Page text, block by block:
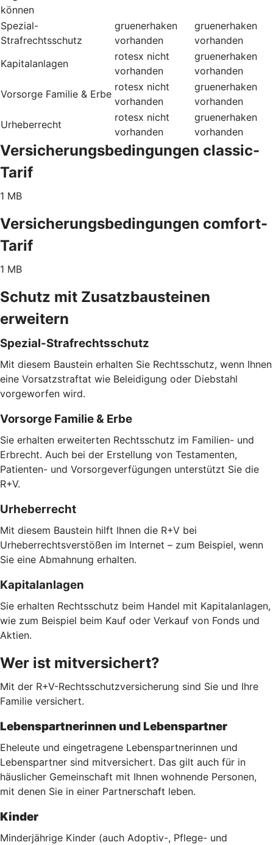
können
Spezial-
Strafrechtsschutz
gruenerhaken
vorhanden
gruenerhaken
vorhanden
Kapitalanlagen
rotesx nicht
vorhanden
gruenerhaken
vorhanden
Vorsorge Familie & Erbe
rotesx nicht
vorhanden
gruenerhaken
vorhanden
Urheberrecht
rotesx nicht
vorhanden
gruenerhaken
vorhanden
Versicherungsbedingungen classic-
Tarif
1 MB
Versicherungsbedingungen comfort-
Tarif
1 MB
Schutz mit Zusatzbausteinen
erweitern
Spezial-Strafrechtsschutz
Mit diesem Baustein erhalten Sie Rechtsschutz, wenn Ihnen
eine Vorsatzstraftat wie Beleidigung oder Diebstahl
vorgeworfen wird.
Vorsorge Familie & Erbe
Sie erhalten erweiterten Rechtsschutz im Familien- und
Erbrecht. Auch bei der Erstellung von Testamenten,
Patienten- und Vorsorgeverfügungen unterstützt Sie die
R+V.
Urheberrecht
Mit diesem Baustein hilft Ihnen die R+V bei
Urheberrechtsverstößen im Internet – zum Beispiel, wenn
Sie eine Abmahnung erhalten.
Kapitalanlagen
Sie erhalten Rechtsschutz beim Handel mit Kapitalanlagen,
wie zum Beispiel beim Kauf oder Verkauf von Fonds und
Aktien.
Wer ist mitversichert?
Mit der R+V-Rechtsschutzversicherung sind Sie und Ihre
Familie versichert.
Lebenspartnerinnen und Lebenspartner
Eheleute und eingetragene Lebenspartnerinnen und
Lebenspartner sind mitversichert. Das gilt auch für in
häuslicher Gemeinschaft mit Ihnen wohnende Personen,
mit denen Sie in einer Partnerschaft leben.
Kinder
Minderjährige Kinder (auch Adoptiv-, Pflege- und